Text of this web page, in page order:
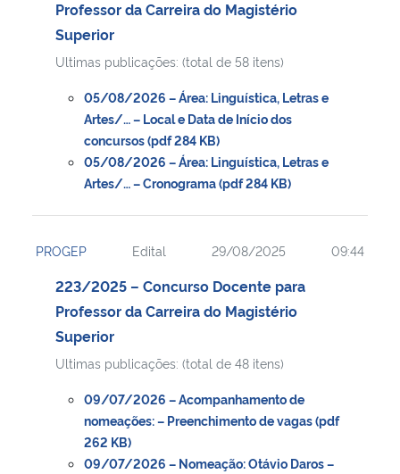
Professor da Carreira do Magistério
Superior
Ultimas publicações: (total de 58 itens)
05/08/2026 – Área: Linguística, Letras e
Artes/… – Local e Data de Início dos
concursos (pdf 284 KB)
05/08/2026 – Área: Linguística, Letras e
Artes/… – Cronograma (pdf 284 KB)
PROGEP Edital 29/08/2025 09:44
223/2025 – Concurso Docente para
Professor da Carreira do Magistério
Superior
Ultimas publicações: (total de 48 itens)
09/07/2026 – Acompanhamento de
nomeações: – Preenchimento de vagas (pdf
262 KB)
09/07/2026 – Nomeação: Otávio Daros –